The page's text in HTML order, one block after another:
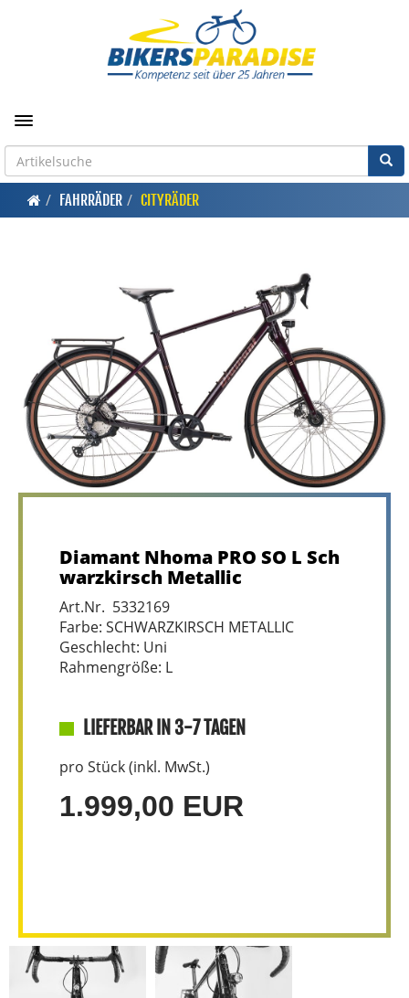
Toggle navigation
FAHRRÄDER CITYRÄDER
Diamant Nhoma PRO SO L Sch
warzkirsch Metallic
Art.Nr. 5332169
Farbe: SCHWARZKIRSCH METALLIC
Geschlecht: Uni
Rahmengröße: L
LIEFERBAR IN 3-7 TAGEN
pro Stück (inkl. MwSt.)
1.999,00 EUR